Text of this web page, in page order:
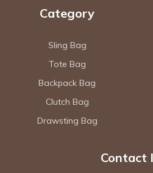
Category
Sling Bag
Tote Bag
Backpack Bag
Clutch Bag
Drawsting Bag
Contact